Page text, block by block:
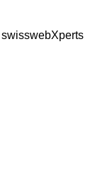
swisswebXperts